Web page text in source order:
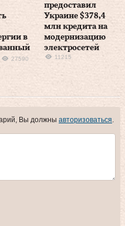
в
27590
предоставил
Украине $378,4
млн кредита на
модернизацию
электросетей
11215
Вы должны авторизоваться.